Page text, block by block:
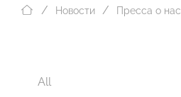
Новости Пресса о нас
All